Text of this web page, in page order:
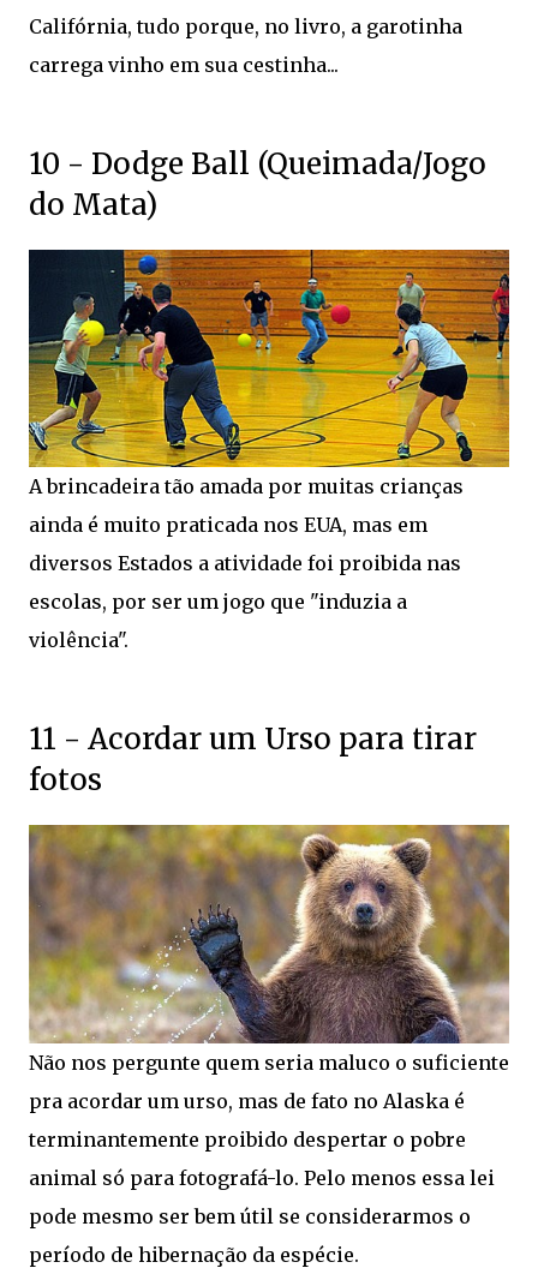
Califórnia, tudo porque, no livro, a garotinha
carrega vinho em sua cestinha...
10 - Dodge Ball (Queimada/Jogo
do Mata)
A brincadeira tão amada por muitas crianças
ainda é muito praticada nos EUA, mas em
diversos Estados a atividade foi proibida nas
escolas, por ser um jogo que "induzia a
violência".
11 - Acordar um Urso para tirar
fotos
Não nos pergunte quem seria maluco o suficiente
pra acordar um urso, mas de fato no Alaska é
terminantemente proibido despertar o pobre
animal só para fotografá-lo. Pelo menos essa lei
pode mesmo ser bem útil se considerarmos o
período de hibernação da espécie.